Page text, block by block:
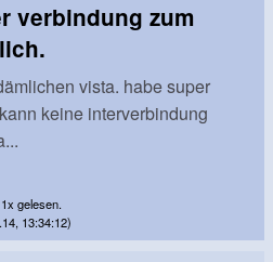
verbindung zum
vista. habe super
keine interverbindung
gelesen.
13:34:12)